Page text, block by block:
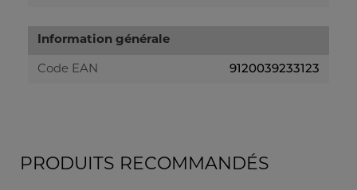
Information générale
Code EAN 9120039233123
PRODUITS RECOMMANDÉS